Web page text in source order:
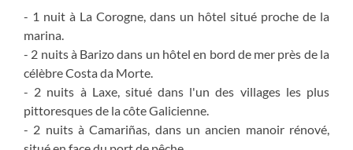
• Transferts depuis/vers les aéroports de Saint-Jacques
- 1 nuit à La Corogne, dans un hôtel situé proche de la
marina.
- 2 nuits à Barizo dans un hôtel en bord de mer près de la
célèbre Costa da Morte.
- 2 nuits à Laxe, situé dans l'un des villages les plus
pittoresques de la côte Galicienne.
- 2 nuits à Camariñas, dans un ancien manoir rénové,